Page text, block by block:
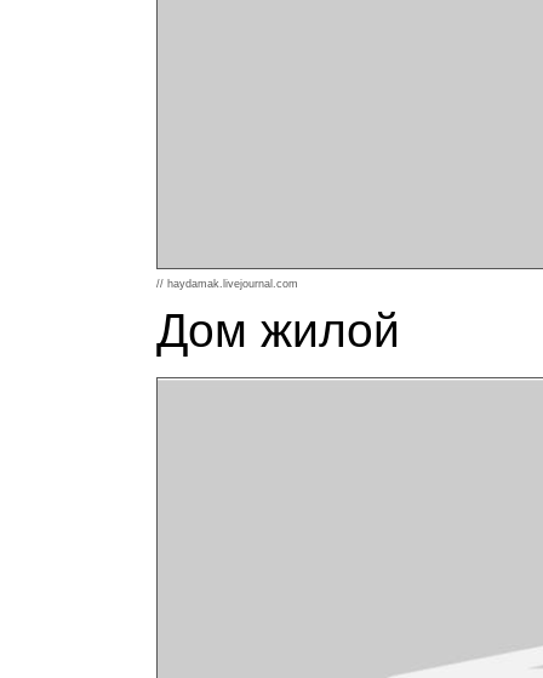
// haydamak.livejournal.com
Дом жилой